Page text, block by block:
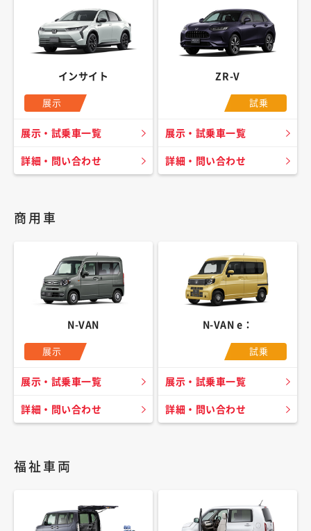
インサイト
展示
展示・試乗車一覧
詳細・問い合わせ
ZR-V
試乗
展示・試乗車一覧
詳細・問い合わせ
商用車
N-VAN
展示
展示・試乗車一覧
詳細・問い合わせ
N-VAN e：
試乗
展示・試乗車一覧
詳細・問い合わせ
福祉車両